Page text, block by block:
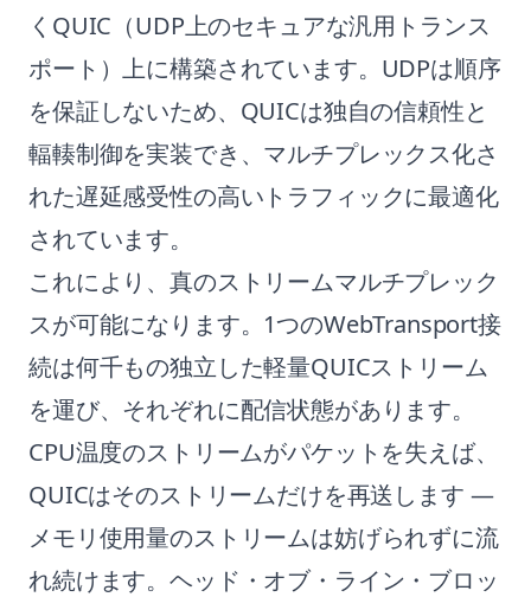
くQUIC（UDP上のセキュアな汎用トランス
ポート）上に構築されています。UDPは順序
を保証しないため、QUICは独自の信頼性と
輻輳制御を実装でき、マルチプレックス化さ
れた遅延感受性の高いトラフィックに最適化
されています。
これにより、真のストリームマルチプレック
スが可能になります。1つのWebTransport接
続は何千もの独立した軽量QUICストリーム
を運び、それぞれに配信状態があります。
CPU温度のストリームがパケットを失えば、
QUICはそのストリームだけを再送します —
メモリ使用量のストリームは妨げられずに流
れ続けます。ヘッド・オブ・ライン・ブロッ